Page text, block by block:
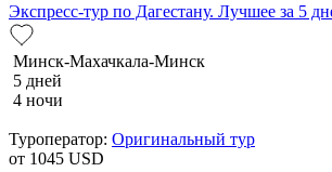
Экспресс-тур по Дагестану. Лучшее за 5
Минск-Махачкала-Минск
5 дней
4 ночи
Туроператор: Оригинальный тур
от 1045 USD